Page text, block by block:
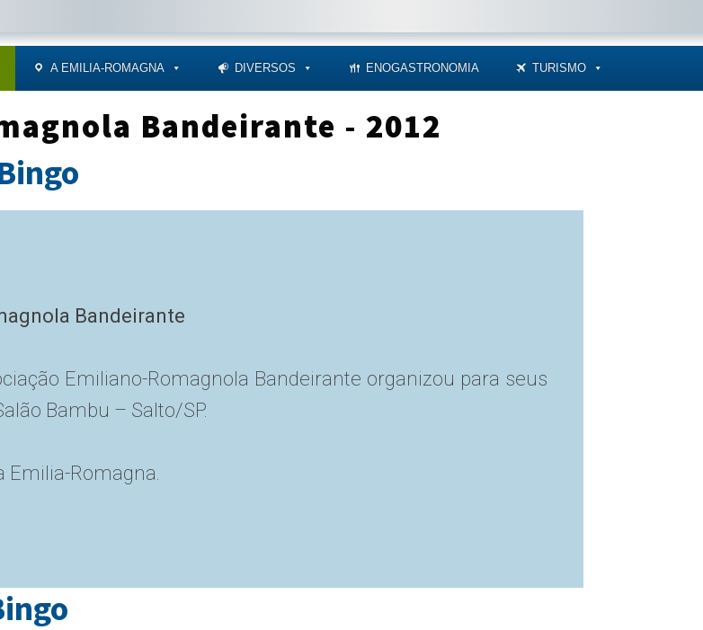
A EMILIA-ROMAGNA DIVERSOS ENOGASTRONOMIA TURISMO
Bandeirante - 2012
Bandeirante
Emiliano-Romagnola Bandeirante organizou para seus
Bambu – Salto/SP.
Emilia-Romagna.